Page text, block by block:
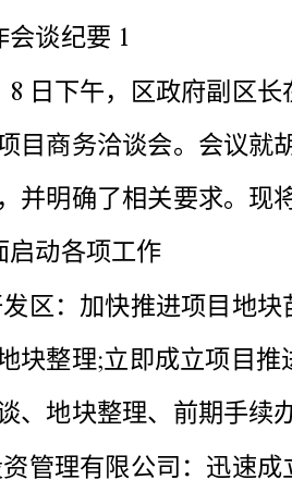
求
1.1
项目设计方案，进一步提升项目设计水平。